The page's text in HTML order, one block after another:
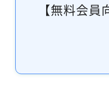
【無料会